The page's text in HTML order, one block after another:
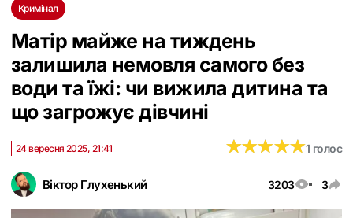
Кримінал
Матір майже на тиждень
залишила немовля самого без
води та їжі: чи вижила дитина та
що загрожує дівчині
Віктор Глухенький 3203 3
24 вересня 2025, 21:41 ★★★★★
★★★★★1 голос